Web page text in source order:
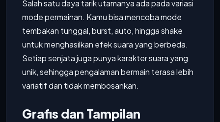
Salah satu daya tarik utamanya ada pada variasi
mode permainan. Kamu bisa mencoba mode
tembakan tunggal, burst, auto, hingga shake
untuk menghasilkan efek suara yang berbeda.
Setiap senjata juga punya karakter suara yang
unik, sehingga pengalaman bermain terasa lebih
variatif dan tidak membosankan.
Grafis dan Tampilan